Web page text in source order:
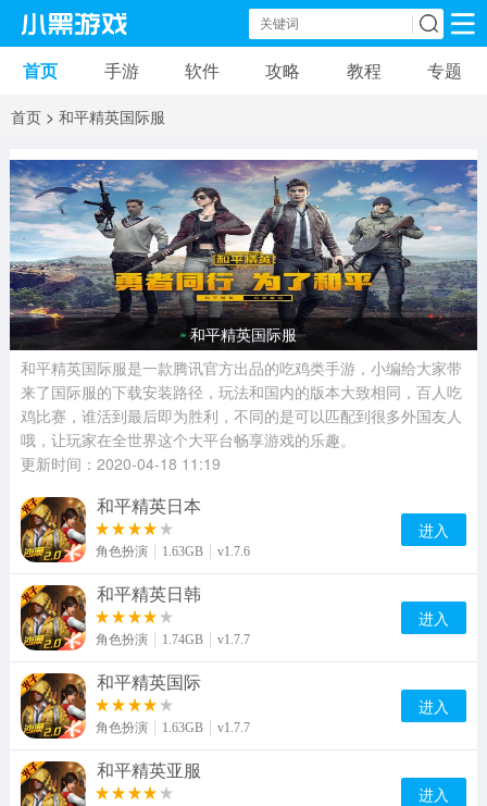
手机游戏 手机软件
安卓游戏 卡牌游戏 软件应用
益智游戏 音乐游戏 传奇游戏
竞速游戏 模拟游戏 体育游戏
策略游戏 文字游戏 角色扮演
首页 手游 软件 攻略 教程 专题
首页 > 和平精英国际服
和平精英国际服
和平精英国际服是一款腾讯官方出品的吃鸡类手游，小编给大家带
来了国际服的下载安装路径，玩法和国内的版本大致相同，百人吃
鸡比赛，谁活到最后即为胜利，不同的是可以匹配到很多外国友人
哦，让玩家在全世界这个大平台畅享游戏的乐趣。
更新时间：2020-04-18 11:19
和平精英日本
角色扮演 1.63GB v1.7.6
进入
和平精英日韩
角色扮演 1.74GB v1.7.7
进入
和平精英国际
角色扮演 1.63GB v1.7.7
进入
和平精英亚服
进入